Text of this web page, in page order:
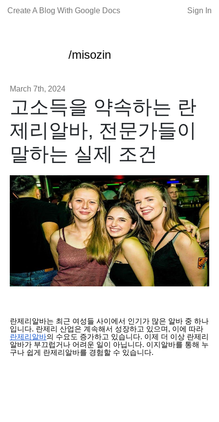
Create A Blog With Google Docs Sign In
/misozin
March 7th, 2024
고소득을 약속하는 란
제리알바, 전문가들이
말하는 실제 조건
란제리알바는 최근 여성들 사이에서 인기가 많은 알바 중 하나
입니다. 란제리 산업은 계속해서 성장하고 있으며, 이에 따라
란제리알바의 수요도 증가하고 있습니다. 이제 더 이상 란제리
알바가 부끄럽거나 어려운 일이 아닙니다. 이지알바를 통해 누
구나 쉽게 란제리알바를 경험할 수 있습니다.